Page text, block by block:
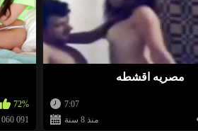
وقف قبالة النطر. أعرف
وقف قبالة النطر. أعرف
72%
060 091
مصريه اقشطه
7:07
منذ 8 سنة